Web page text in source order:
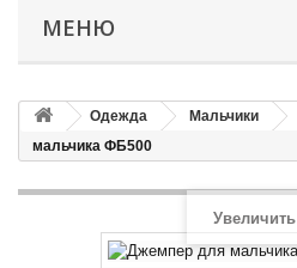
МЕНЮ
Одежда Мальчики
мальчика ФБ500
Увеличить